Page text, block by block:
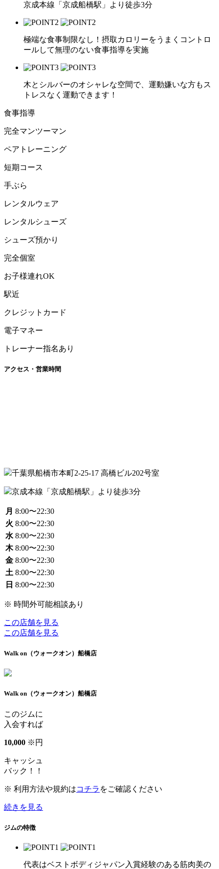
京成本線「京成船橋駅」より徒歩3分
極端な食事制限なし！摂取カロリーをうまくコントロ
ールして無理のない食事指導を実施
木とシルバーのオシャレな空間で、運動嫌いな方もス
トレスなく運動できます！
食事指導
完全マンツーマン
ペアトレーニング
短期コース
手ぶら
レンタルウェア
レンタルシューズ
シューズ預かり
完全個室
お子様連れOK
駅近
クレジットカード
電子マネー
トレーナー指名あり
アクセス・営業時間
千葉県船橋市本町2-25-17 高橋ビル202号室
京成本線「京成船橋駅」より徒歩3分
月 8:00〜22:30
火 8:00〜22:30
水 8:00〜22:30
木 8:00〜22:30
金 8:00〜22:30
土 8:00〜22:30
日 8:00〜22:30
※ 時間外可能相談あり
この店舗を見る
この店舗を見る
Walk on（ウォークオン）船橋店
Walk on（ウォークオン）船橋店
このジムに
入会すれば
10,000 ※ 円
キャッシュ
バック！！
※ 利用方法や規約はコチラ をご確認ください
続きを見る
ジムの特徴
代表はベストボディジャパン入賞経験のある筋肉美の